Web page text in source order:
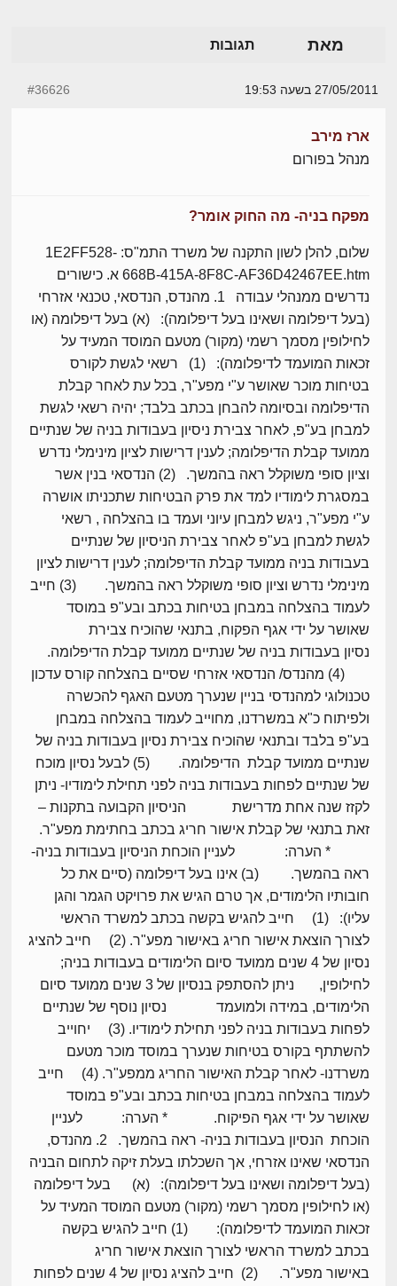
מאת תגובות
27/05/2011 בשעה 19:53 #36626
ארז מירב
מנהל בפורום
מפקח בניה- מה החוק אומר?
שלום, להלן לשון התקנה של משרד התמ"ס: 1E2FF528-
668B-415A-8F8C-AF36D42467EE.htm א. כישורים
נדרשים ממנהלי עבודה 1. מהנדס, הנדסאי, טכנאי אזרחי
(בעל דיפלומה ושאינו בעל דיפלומה): (א) בעל דיפלומה (או
לחילופין מסמך רשמי (מקור) מטעם המוסד המעיד על
זכאות המועמד לדיפלומה): (1) רשאי לגשת לקורס
בטיחות מוכר שאושר ע"י מפע"ר, בכל עת לאחר קבלת
הדיפלומה ובסיומה להבחן בכתב בלבד; יהיה רשאי לגשת
למבחן בע"פ, לאחר צבירת ניסיון בעבודות בניה של שנתיים
ממועד קבלת הדיפלומה; לענין דרישות לציון מינימלי נדרש
וציון סופי משוקלל ראה בהמשך. (2) הנדסאי בנין אשר
במסגרת לימודיו למד את פרק הבטיחות שתכניתו אושרה
ע"י מפע"ר, ניגש למבחן עיוני ועמד בו בהצלחה , רשאי
לגשת למבחן בע"פ לאחר צבירת הניסיון של שנתיים
בעבודות בניה ממועד קבלת הדיפלומה; לענין דרישות לציון
מינימלי נדרש וציון סופי משוקלל ראה בהמשך. (3) חייב
לעמוד בהצלחה במבחן בטיחות בכתב ובע"פ במוסד
שאושר על ידי אגף הפקוח, בתנאי שהוכיח צבירת
נסיון בעבודות בניה של שנתיים ממועד קבלת הדיפלומה.
(4) מהנדס/ הנדסאי אזרחי שסיים בהצלחה קורס עדכון
טכנולוגי למהנדסי בניין שנערך מטעם האגף להכשרה
ולפיתוח כ"א במשרדנו, מחוייב לעמוד בהצלחה במבחן
בע"פ בלבד ובתנאי שהוכיח צבירת נסיון בעבודות בניה של
שנתיים ממועד קבלת הדיפלומה. (5) לבעל נסיון מוכח
של שנתיים לפחות בעבודות בניה לפני תחילת לימודיו- ניתן
לקזז שנה אחת מדרישת הניסיון הקבועה בתקנות –
זאת בתנאי של קבלת אישור חריג בכתב בחתימת מפע"ר.
* הערה: לעניין הוכחת הניסיון בעבודות בניה-
ראה בהמשך. (ב) אינו בעל דיפלומה (סיים את כל
חובותיו הלימודים, אך טרם הגיש את פרויקט הגמר והגן
עליו): (1) חייב להגיש בקשה בכתב למשרד הראשי
לצורך הוצאת אישור חריג באישור מפע"ר. (2) חייב להציג
נסיון של 4 שנים ממועד סיום הלימודים בעבודות בניה;
לחילופין, ניתן להסתפק בנסיון של 3 שנים ממועד סיום
הלימודים, במידה ולמועמד נסיון נוסף של שנתיים
לפחות בעבודות בניה לפני תחילת לימודיו. (3) יחוייב
להשתתף בקורס בטיחות שנערך במוסד מוכר מטעם
משרדנו- לאחר קבלת האישור החריג ממפע"ר. (4) חייב
לעמוד בהצלחה במבחן בטיחות בכתב ובע"פ במוסד
שאושר על ידי אגף הפיקוח. * הערה: לעניין
הוכחת הנסיון בעבודות בניה- ראה בהמשך. 2. מהנדס,
הנדסאי שאינו אזרחי, אך השכלתו בעלת זיקה לתחום הבניה
(בעל דיפלומה ושאינו בעל דיפלומה): (א) בעל דיפלומה
(או לחילופין מסמך רשמי (מקור) מטעם המוסד המעיד על
זכאות המועמד לדיפלומה): (1) חייב להגיש בקשה
בכתב למשרד הראשי לצורך הוצאת אישור חריג
באישור מפע"ר. (2) חייב להציג נסיון של 4 שנים לפחות